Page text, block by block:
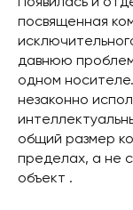
Появилась и
посвященная
давнюю
одном
незаконно
общий размер
пределах, а не
объект .